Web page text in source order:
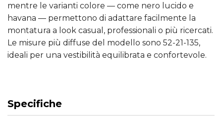
mentre le varianti colore — come nero lucido e
havana — permettono di adattare facilmente la
montatura a look casual, professionali o più ricercati.
Le misure più diffuse del modello sono 52-21-135,
ideali per una vestibilità equilibrata e confortevole.
Specifiche